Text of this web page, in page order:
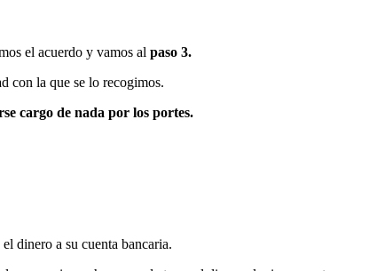
el acuerdo y vamos al paso 3.
con la que se lo recogimos.
cargo de nada por los portes.
dinero a su cuenta bancaria.